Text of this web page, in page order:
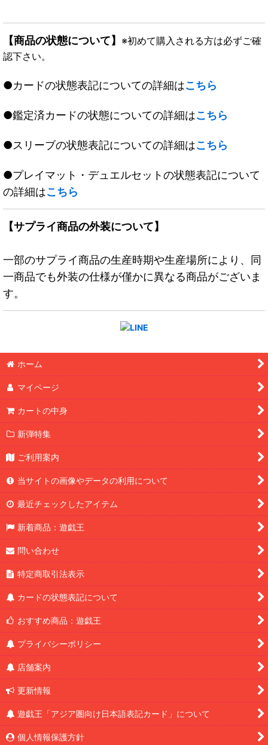
【商品の状態について】 ※初めて購入される方は必ずご確
認下さい。
●カードの状態表記についての詳細はこちら
●鑑定済カードの状態についての詳細はこちら
●スリーブの状態表記についての詳細はこちら
●プレイマット・デュエルセットの状態表記について
の詳細はこちら
【サプライ商品の外装について】
一部のサプライ商品の生産時期や生産場所により、同
一商品でも外装の仕様が僅かに異なる商品がございま
す。
ホーム
マイページ
カートの中身
新弾特集
ご利用案内
当サイトの画像やデータの利用について
最近チェックしたアイテム
新着商品：遊戯王
問い合わせ
特定商取引法表示
カードの状態表記について
おすすめ商品：遊戯王
プライバシーポリシー
店舗案内
更新情報
遊戯王「アジア圏向け日本語表記カード」について
個人情報保護方針